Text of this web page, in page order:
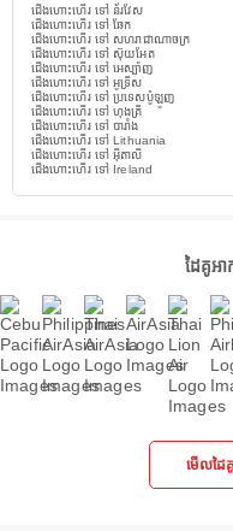
ជើងហោះហើរ ទៅ ន័រវែស
ជើងហោះហើរ ទៅ ឆែក
ជើងហោះហើរ ទៅ សហរាជាណាចក្រ
ជើងហោះហើរ ទៅ ស៊ុយអែត
ជើងហោះហើរ ទៅ អេស្ប៉ាញ
ជើងហោះហើរ ទៅ អូទ្រីស
ជើងហោះហើរ ទៅ ប្រទេសប៉ូឡូញ
ជើងហោះហើរ ទៅ ហុងគ្រី
ជើងហោះហើរ ទៅ បារាំង
ជើងហោះហើរ ទៅ Lithuania
ជើងហោះហើរ ទៅ អ៊ីតាលី
ជើងហោះហើរ ទៅ Ireland
ដៃគូអ
មើលដ